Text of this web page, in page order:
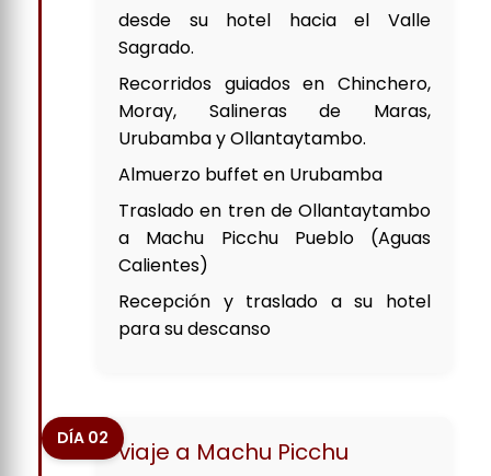
desde su hotel hacia el Valle
Sagrado.
Recorridos guiados en Chinchero,
Moray, Salineras de Maras,
Urubamba y Ollantaytambo.
Almuerzo buffet en Urubamba
Traslado en tren de Ollantaytambo
a Machu Picchu Pueblo (Aguas
Calientes)
Recepción y traslado a su hotel
para su descanso
DÍA 02 viaje a Machu Picchu